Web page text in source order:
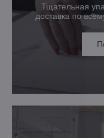
Тщательная
доставка по